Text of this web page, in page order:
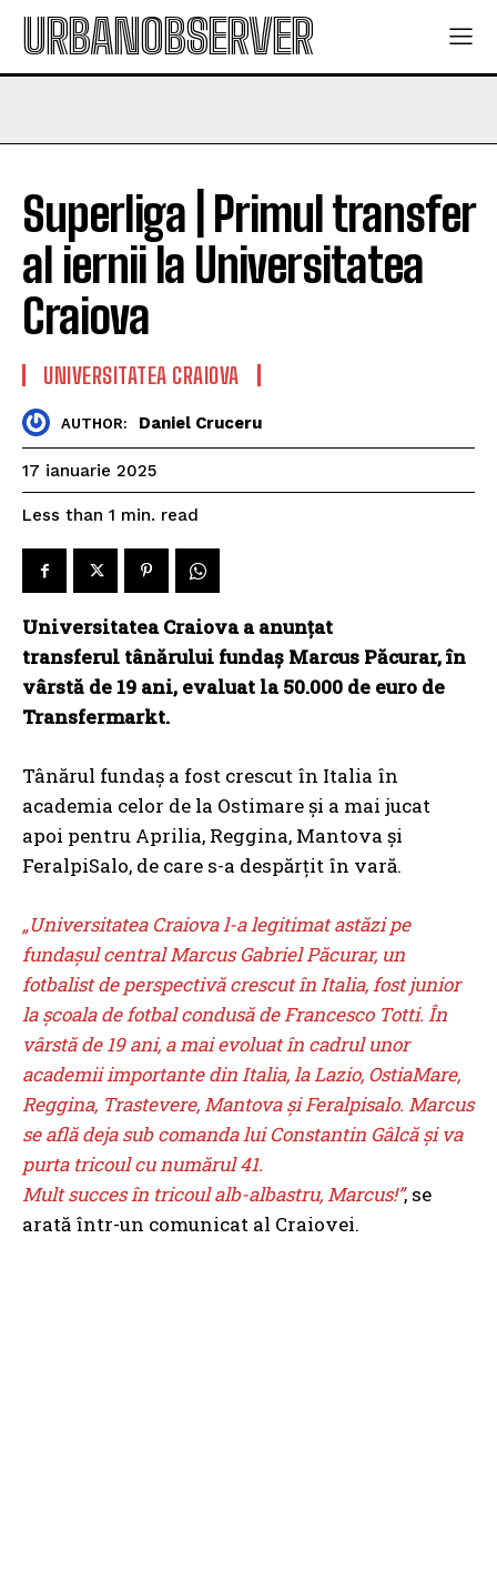
URBANOBSERVER
Superliga | Primul transfer
al iernii la Universitatea
Craiova
UNIVERSITATEA CRAIOVA
AUTHOR: Daniel Cruceru
17 ianuarie 2025
Less than 1 min. read
Universitatea Craiova a anunțat
transferul tânărului fundaș Marcus Păcurar, în
vârstă de 19 ani, evaluat la 50.000 de euro de
Transfermarkt.
Tânărul fundaş a fost crescut în Italia în
academia celor de la Ostimare şi a mai jucat
apoi pentru Aprilia, Reggina, Mantova şi
FeralpiSalo, de care s-a despărţit în vară.
„Universitatea Craiova l-a legitimat astăzi pe
fundașul central Marcus Gabriel Păcurar, un
fotbalist de perspectivă crescut în Italia, fost junior
la școala de fotbal condusă de Francesco Totti. În
vârstă de 19 ani, a mai evoluat în cadrul unor
academii importante din Italia, la Lazio, OstiaMare,
Reggina, Trastevere, Mantova și Feralpisalo. Marcus
se află deja sub comanda lui Constantin Gâlcă și va
purta tricoul cu numărul 41.
Mult succes în tricoul alb-albastru, Marcus!”, se
arată într-un comunicat al Craiovei.